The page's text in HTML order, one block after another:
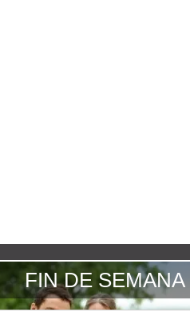
FIN DE SEMANA